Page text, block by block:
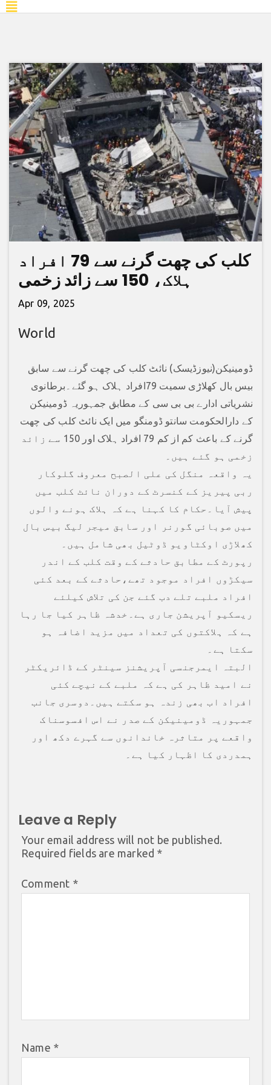
کلب کی چھت گرنے سے 79 افراد
ہلاک، 150 سے زائد زخمی
Apr 09, 2025
World
ڈومینیکن(نیوزڈیسک) نائٹ کلب کی چھت گرنے سے سابق
بیس بال کھلاڑی سمیت 79افراد ہلاک ہو گئے۔برطانوی
نشریاتی ادارے بی بی سی کے مطابق جمہوریہ ڈومینیکن
کے دارالحکومت سانتو ڈومنگو میں ایک نائٹ کلب کی چھت
گرنے کے باعث کم از کم 79 افراد ہلاک اور 150 سے زائد
زخمی ہو گئے ہیں۔
یہ واقعہ منگل کی علی الصبح معروف گلوکار
ربی پیریز کے کنسرٹ کے دوران نائٹ کلب میں
پیش آیا۔حکام کا کہنا ہے کہ ہلاک ہونے والوں
میں صوبائی گورنر اور سابق میجر لیگ بیس بال
کھلاڑی اوکٹاویو ڈوٹیل بھی شامل ہیں۔
رپورٹ کے مطابق حادثے کے وقت کلب کے اندر
سیکڑوں افراد موجود تھے،حادثے کے بعد کئی
افراد ملبے تلے دب گئے جن کی تلاش کیلئے
ریسکیو آپریشن جاری ہے۔خدشہ ظاہر کیا جا رہا
ہے کہ ہلاکتوں کی تعداد میں مزید اضافہ ہو
سکتا ہے۔
البتہ ایمرجنسی آپریشنز سینٹر کے ڈائریکٹر
نے امید ظاہر کی ہے کہ ملبے کے نیچے کئی
افراد اب بھی زندہ ہو سکتے ہیں۔دوسری جانب
جمہوریہ ڈومینیکن کے صدر نے اس افسوسناک
واقعے پر متاثرہ خاندانوں سے گہرے دکھ اور
ہمدردی کا اظہار کیا ہے۔
Leave a Reply
Your email address will not be published.
Required fields are marked *
Comment *
Name *